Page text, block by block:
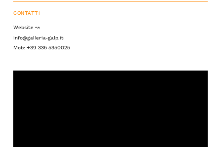
CONTATTI
Website ↝
info@galleria-galp.it
Mob: +39 335 5350025